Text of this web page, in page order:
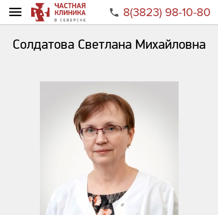
8(3823) 98-10-80
Солдатова Светлана Михайловна
Солдатова Светлана Михайловна